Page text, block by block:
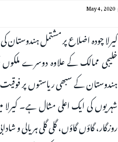
May 4, 2020
کیرلا چودہ اضلاع پر مشتمل
خلیجی ممالک کے علاوہ دوسرے
ہندوستان کے سبھی ریاستوں پر فوقیت
شہریوں کی ایک اعلی مثال ہے۔ کیرلا
روزگار، گاؤں گاؤں، گلی گلی ہریالی و